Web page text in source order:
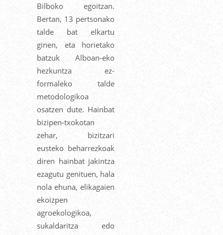
Bilboko egoitzan.
Bertan, 13 pertsonako
talde bat elkartu
ginen, eta horietako
batzuk Alboan-eko
hezkuntza ez-
formaleko talde
metodologikoa
osatzen dute. Hainbat
bizipen-txokotan
zehar, bizitzari
eusteko beharrezkoak
diren hainbat jakintza
ezagutu genituen, hala
nola ehuna, elikagaien
ekoizpen
agroekologikoa,
sukaldaritza edo